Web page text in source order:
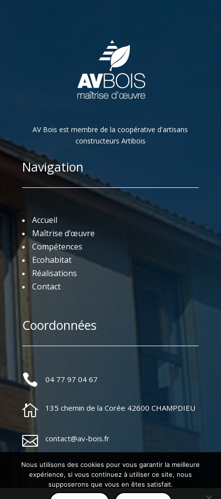
AV Bois est membre de la coopérative d'artisans
constructeurs Artibois
Navigation
Accueil
Maîtrise d’œuvre
Compétences
Ecohabitat
Réalisations
Contact
Coordonnées
 04 77 97 04 67
 135 chemin de la Corée 42600 CHAMPDIEU
 contact@av-bois.fr
Nous utilisons des cookies pour vous garantir la meilleure
expérience, si vous continuez à utiliser ce site, nous
supposerons que vous en êtes satisfait.